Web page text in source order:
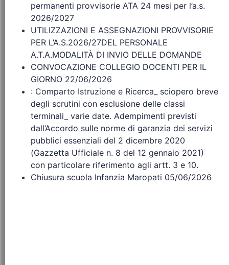
permanenti provvisorie ATA 24 mesi per l’a.s.
2026/2027
UTILIZZAZIONI E ASSEGNAZIONI PROVVISORIE
PER L’A.S.2026/27DEL PERSONALE
A.T.A.MODALITÀ DI INVIO DELLE DOMANDE
CONVOCAZIONE COLLEGIO DOCENTI PER IL
GIORNO 22/06/2026
: Comparto Istruzione e Ricerca_ sciopero breve
degli scrutini con esclusione delle classi
terminali_ varie date. Adempimenti previsti
dall’Accordo sulle norme di garanzia dei servizi
pubblici essenziali del 2 dicembre 2020
(Gazzetta Ufficiale n. 8 del 12 gennaio 2021)
con particolare riferimento agli artt. 3 e 10.
Chiusura scuola Infanzia Maropati 05/06/2026